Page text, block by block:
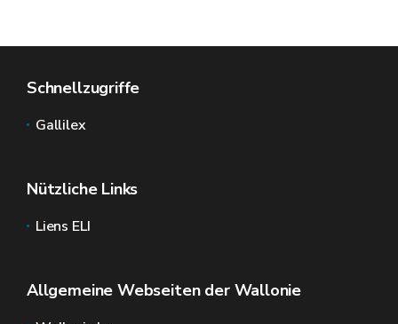
Schnellzugriffe
Gallilex
Nützliche Links
Liens ELI
Allgemeine Webseiten der Wallonie